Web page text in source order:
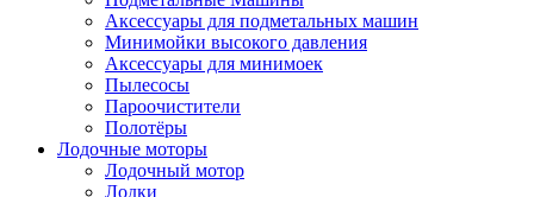
Аксессуары для подметальных машин
Минимойки высокого давления
Аксессуары для минимоек
Пылесосы
Пароочистители
Полотёры
Лодочные моторы
Лодочный мотор
Лодки